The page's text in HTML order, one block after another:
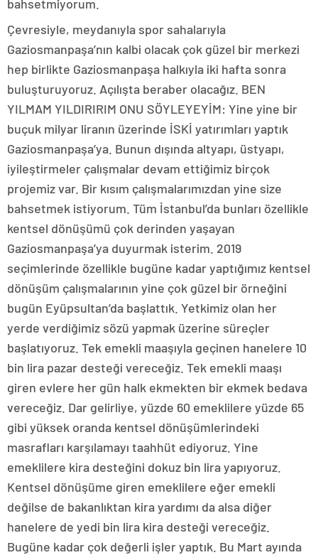
bahsetmiyorum.
Çevresiyle, meydanıyla spor sahalarıyla
Gaziosmanpaşa’nın kalbi olacak çok güzel bir merkezi
hep birlikte Gaziosmanpaşa halkıyla iki hafta sonra
buluşturuyoruz. Açılışta beraber olacağız. BEN
YILMAM YILDIRIRIM ONU SÖYLEYEYİM: Yine yine bir
buçuk milyar liranın üzerinde İSKİ yatırımları yaptık
Gaziosmanpaşa’ya. Bunun dışında altyapı, üstyapı,
iyileştirmeler çalışmalar devam ettiğimiz birçok
projemiz var. Bir kısım çalışmalarımızdan yine size
bahsetmek istiyorum. Tüm İstanbul’da bunları özellikle
kentsel dönüşümü çok derinden yaşayan
Gaziosmanpaşa’ya duyurmak isterim. 2019
seçimlerinde özellikle bugüne kadar yaptığımız kentsel
dönüşüm çalışmalarının yine çok güzel bir örneğini
bugün Eyüpsultan’da başlattık. Yetkimiz olan her
yerde verdiğimiz sözü yapmak üzerine süreçler
başlatıyoruz. Tek emekli maaşıyla geçinen hanelere 10
bin lira pazar desteği vereceğiz. Tek emekli maaşı
giren evlere her gün halk ekmekten bir ekmek bedava
vereceğiz. Dar gelirliye, yüzde 60 emeklilere yüzde 65
gibi yüksek oranda kentsel dönüşümlerindeki
masrafları karşılamayı taahhüt ediyoruz. Yine
emeklilere kira desteğini dokuz bin lira yapıyoruz.
Kentsel dönüşüme giren emeklilere eğer emekli
değilse de bakanlıktan kira yardımı da alsa diğer
hanelere de yedi bin lira kira desteği vereceğiz.
Bugüne kadar çok değerli işler yaptık. Bu Mart ayında